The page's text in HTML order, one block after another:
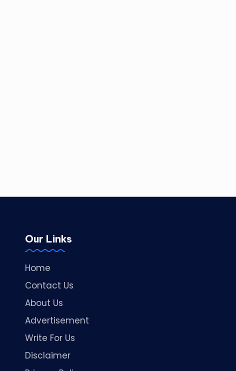
Our Links
Home
Contact Us
About Us
Advertisement
Write For Us
Disclaimer